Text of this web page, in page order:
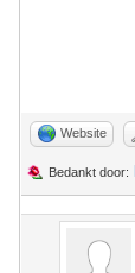
Website
Bedankt door: